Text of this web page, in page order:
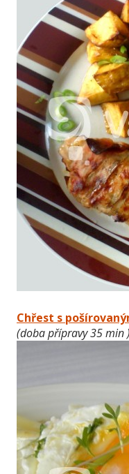
Chřest s
(doba přípravy 35 min )